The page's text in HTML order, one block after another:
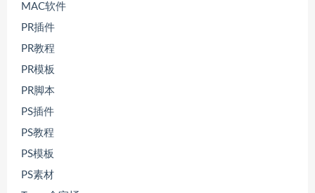
MAC软件
PR插件
PR教程
PR模板
PR脚本
PS插件
PS教程
PS模板
PS素材